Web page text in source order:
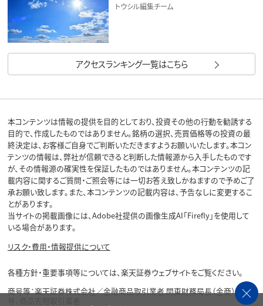
トウシル編集チーム
アクセスランキング一覧はこちら
本コンテンツは情報の提供を目的としており、投資その他の行動を勧誘する
目的で、作成したものではありません。銘柄の選択、売買価格等の投資の最
終決定は、お客様ご自身でご判断いただきますようお願いいたします。本コン
テンツの情報は、弊社が信頼できると判断した情報源から入手したものです
が、その情報源の確実性を保証したものではありません。本コンテンツの記
載内容に関するご質問・ご照会等には一切お答え致しかねますので予めご了
承お願い致します。また、本コンテンツの記載内容は、予告なしに変更するこ
とがあります。
当サイトの掲載画像には、Adobe社提供の画像生成AI「Firefly」を使用して
いる場合があります。
リスク・費用・情報提供について
各種方針・重要事項等については、楽天証券ウェブサイトをご覧ください。
商号等：楽天証券株式会社／金融商品取引業者 関東財務局長（金商）第195